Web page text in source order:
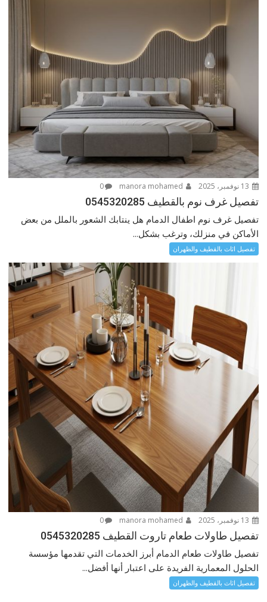
0
تفصيل غرف نوم بالقطيف 0545320285
تفصيل غرف نوم اطفال الدمام هل ينتابك الشعور بالملل من بعض
الأماكن في منزلك، وترغب بشكل...
تفصيل اثاث بالقطيف والظهران
0
تفصيل طاولات طعام تاروت القطيف 0545320285
تفصيل طاولات طعام الدمام أبرز الخدمات التي تقدمها مؤسسة
الحلول المعمارية الفريدة على اعتبار أنها أفضل...
تفصيل اثاث بالقطيف والظهران